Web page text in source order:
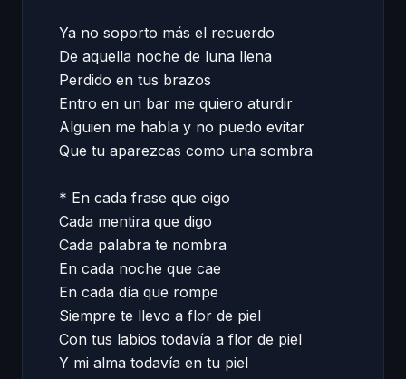
Ya no soporto más el recuerdo
De aquella noche de luna llena
Perdido en tus brazos
Entro en un bar me quiero aturdir
Alguien me habla y no puedo evitar
Que tu aparezcas como una sombra
* En cada frase que oigo
Cada mentira que digo
Cada palabra te nombra
En cada noche que cae
En cada día que rompe
Siempre te llevo a flor de piel
Con tus labios todavía a flor de piel
Y mi alma todavía en tu piel